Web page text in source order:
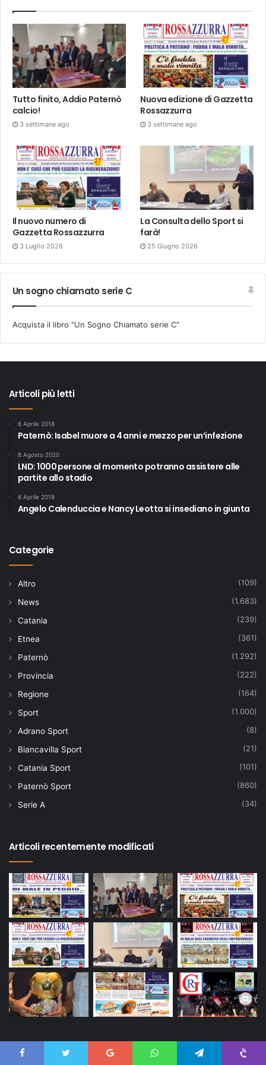
Tutto finito, Addio Paternò
calcio!
3 settimane ago
Nuova edizione di Gazzetta
Rossazzurra
3 settimane ago
Il nuovo numero di
Gazzetta Rossazzurra
3 Luglio 2026
La Consulta dello Sport si
farà!
25 Giugno 2026
Un sogno chiamato serie C
Acquista il libro "Un Sogno Chiamato serie C"
Articoli più letti
6 Aprile 2018
Paternò: Isabel muore a 4 anni e mezzo per un’infezione
8 Agosto 2020
LND: 1000 persone al momento potranno assistere alle
partite allo stadio
6 Aprile 2018
Angelo Calenduccia e Nancy Leotta si insediano in giunta
Categorie
Altro (109)
News (1.683)
Catania (239)
Etnea (361)
Paternò (1.292)
Provincia (222)
Regione (164)
Sport (1.000)
Adrano Sport (8)
Biancavilla Sport (21)
Catania Sport (101)
Paternò Sport (860)
Serie A (34)
Articoli recentemente modificati
Tags